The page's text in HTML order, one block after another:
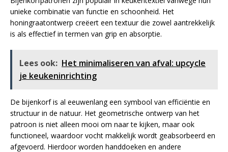
unieke combinatie van functie en schoonheid. Het
honingraatontwerp creëert een textuur die zowel aantrekkelijk
is als effectief in termen van grip en absorptie.
Lees ook: Het minimaliseren van afval: upcycle
je keukeninrichting
De bijenkorf is al eeuwenlang een symbool van efficiëntie en
structuur in de natuur. Het geometrische ontwerp van het
patroon is niet alleen mooi om naar te kijken, maar ook
functioneel, waardoor vocht makkelijk wordt geabsorbeerd en
afgevoerd. Hierdoor worden handdoeken en andere